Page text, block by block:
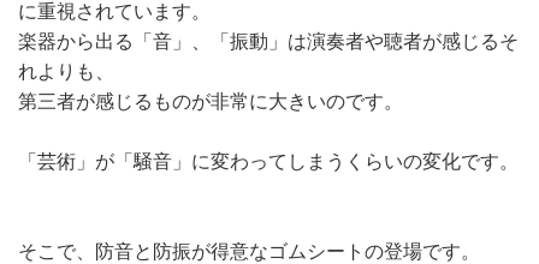
に重視されています。
楽器から出る「音」、「振動」は演奏者や聴者が感じるそ
れよりも、
第三者が感じるものが非常に大きいのです。
「芸術」が「騒音」に変わってしまうくらいの変化です。
そこで、防音と防振が得意なゴムシートの登場です。